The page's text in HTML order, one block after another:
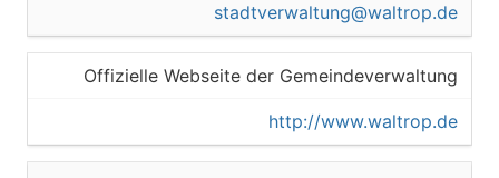
stadtverwaltung@waltrop.de
Offizielle Webseite der Gemeindeverwaltung
http://www.waltrop.de